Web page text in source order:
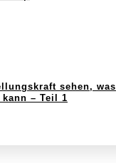
sehen, was
– Teil 1